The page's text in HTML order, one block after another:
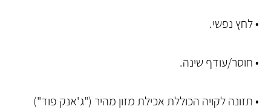
• לחץ נפשי.
• חוסר/עודף שינה.
• תזונה לקויה הכוללת אכילת מזון מהיר ("ג'אנק פוד")